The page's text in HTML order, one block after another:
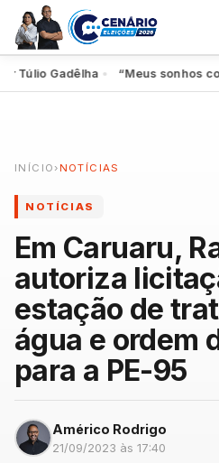
Gadêlha● “Meus sonhos
INÍCIO › NOTÍCIAS
NOTÍCIAS
Em Caruaru,
autoriza
estação de
água e ordem
para a PE-95
Américo Rodrigo
21/09/2023 às 17:40